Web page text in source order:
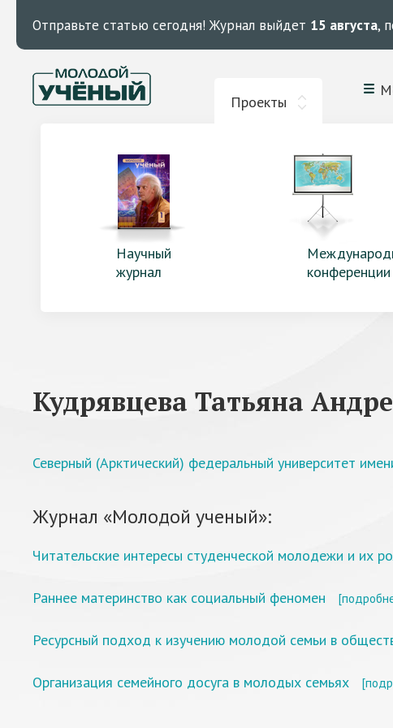
Отправьте статью сегодня! Журнал выйдет 15 августа,
Проекты
Научный
журнал
конференции
Кудрявцева Татьяна
Северный (Арктический) федеральный университет
Журнал «Молодой ученый»:
Читательские интересы студенческой молодежи и их
Раннее материнство как социальный феномен
Ресурсный подход к изучению молодой семьи в
Организация семейного досуга в молодых семьях